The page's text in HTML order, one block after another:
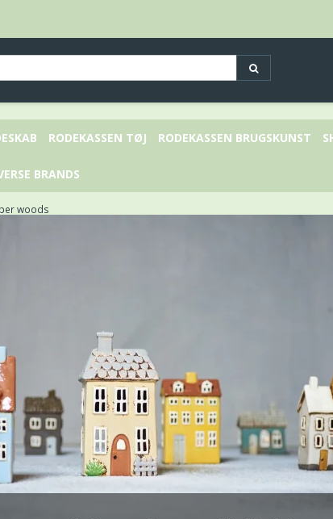
RODEKASSEN TØJ RODEKASSEN BRUGSKUNST
BRANDS
woods